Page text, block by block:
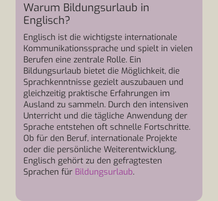
Warum Bildungsurlaub in
Englisch?
Englisch ist die wichtigste internationale
Kommunikationssprache und spielt in vielen
Berufen eine zentrale Rolle. Ein
Bildungsurlaub bietet die Möglichkeit, die
Sprachkenntnisse gezielt auszubauen und
gleichzeitig praktische Erfahrungen im
Ausland zu sammeln. Durch den intensiven
Unterricht und die tägliche Anwendung der
Sprache entstehen oft schnelle Fortschritte.
Ob für den Beruf, internationale Projekte
oder die persönliche Weiterentwicklung,
Englisch gehört zu den gefragtesten
Sprachen für Bildungsurlaub.